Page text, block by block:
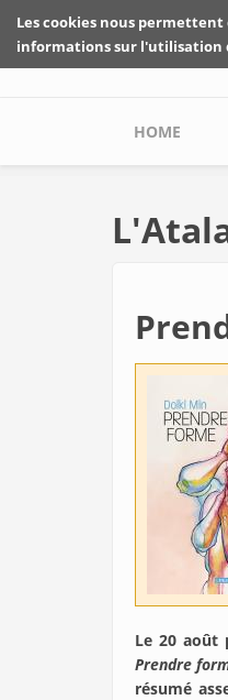
Skip to main content
Main
HOME
Le 20 août
Prendre
résumé
Les cookies nous
informations sur l'utilisation